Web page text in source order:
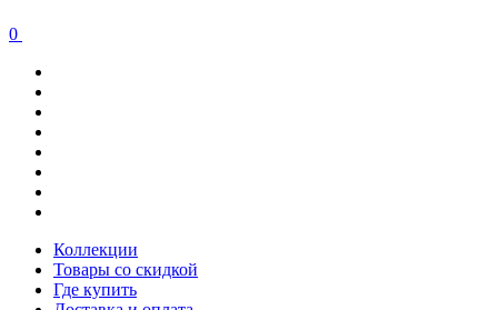
0
Коллекции
Товары со скидкой
Где купить